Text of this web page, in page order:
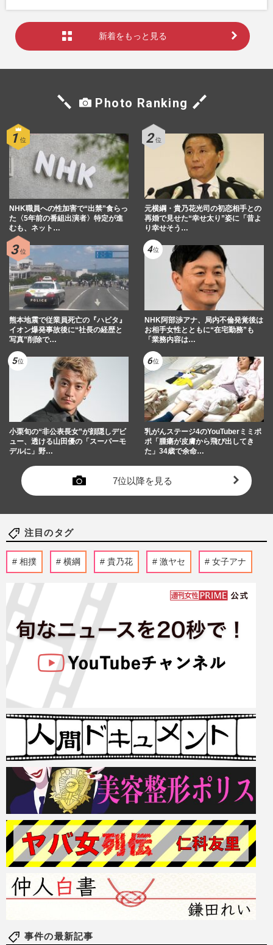
新着をもっと見る
Photo Ranking
NHK職員への性加害で“出禁”食らっ
た〈5年前の番組出演者〉特定が進
むも、ネット…
元横綱・貴乃花光司の初恋相手との
再婚で見せた“幸せ太り”姿に「昔よ
り幸せそう…
熊本地震で従業員死亡の『ハビタ』
イオン爆発事故後に“社長の経歴と
写真”削除で…
NHK阿部渉アナ、局内不倫発覚後は
お相手女性とともに“在宅勤務”も
「業務内容は…
小栗旬の“非公表長女”が顔隠しデビ
ュー、透ける山田優の「スーパーモ
デルに」野…
乳がんステージ4のYouTuberミミポ
ポ「腫瘍が皮膚から飛び出してき
た」34歳で余命…
7位以降を見る
注目のタグ
相撲 横綱 貴乃花 激ヤセ 女子アナ
事件の最新記事